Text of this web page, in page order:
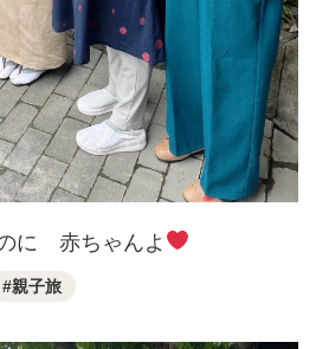
に 赤ちゃんよ
親子旅